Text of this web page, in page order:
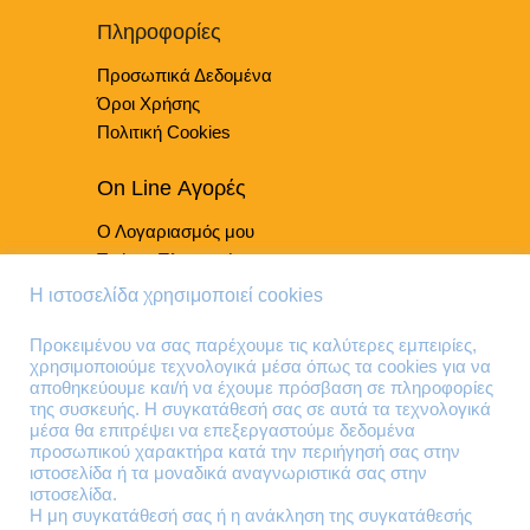
Πληροφορίες
Προσωπικά Δεδομένα
Όροι Χρήσης
Πολιτική Cookies
On Line Αγορές
Ο Λογαριασμός μου
Τρόποι Πληρωμής
Τρόποι Παράδοσης
Τηλέφωνα Επικοινωνίας
210 41 13 636
210 41 13 280
Διεύθυνση
Η ιστοσελίδα χρησιμοποιεί cookies
Προκειμένου να σας παρέχουμε τις καλύτερες εμπειρίες,
χρησιμοποιούμε τεχνολογικά μέσα όπως τα cookies για να
αποθηκεύουμε και/ή να έχουμε πρόσβαση σε πληροφορίες
της συσκευής. Η συγκατάθεσή σας σε αυτά τα τεχνολογικά
μέσα θα επιτρέψει να επεξεργαστούμε δεδομένα
προσωπικού χαρακτήρα κατά την περιήγησή σας στην
ιστοσελίδα ή τα μοναδικά αναγνωριστικά σας στην
ιστοσελίδα.
Η μη συγκατάθεσή σας ή η ανάκληση της συγκατάθεσής